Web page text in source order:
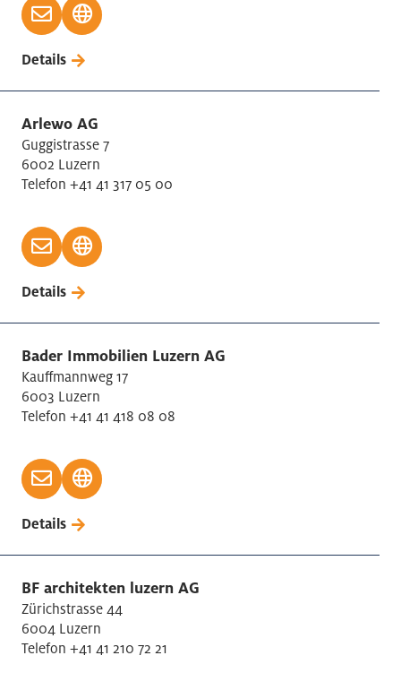
Details
Arlewo AG
Guggistrasse 7
6002 Luzern
Telefon +41 41 317 05 00
Details
Bader Immobilien Luzern AG
Kauffmannweg 17
6003 Luzern
Telefon +41 41 418 08 08
Details
BF architekten luzern AG
Zürichstrasse 44
6004 Luzern
Telefon +41 41 210 72 21